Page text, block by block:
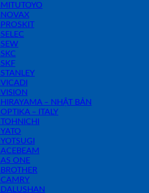
MITUTOYO
NOVAX
PROSKIT
SELEC
SEW
SKC
SKF
STANLEY
VICADI
VISION
HIRAYAMA – NHẬT BẢN
OPTIKA – ITALY
TOHNICHI
YATO
YOTSUGI
ACEBEAM
AS ONE
BROTHER
CAMRY
DALUSHAN